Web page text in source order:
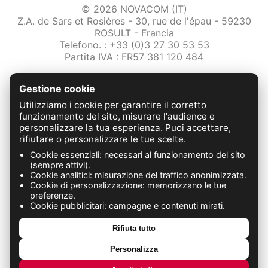
© 2026 NOVACOM (IT)
Z.A. de Sars et Rosières - 30, rue de l'épau - 59230
ROSULT - Francia
Telefono. : +33 (0)3 27 30 53 53
Partita IVA : FR57 381 120 484
Protezione dei dati
Condizioni Generali di Vendita
Contattaci
FABRICATION FRANÇAISE
Gestione cookie
Utilizziamo i cookie per garantire il corretto
funzionamento del sito, misurare l'audience e
personalizzare la tua esperienza. Puoi accettare,
rifiutare o personalizzare le tue scelte.
Cookie essenziali: necessari al funzionamento del sito
(sempre attivi).
Cookie analitici: misurazione del traffico anonimizzata.
Cookie di personalizzazione: memorizzano le tue
preferenze.
Cookie pubblicitari: campagne e contenuti mirati.
Rifiuta tutto
Personalizza